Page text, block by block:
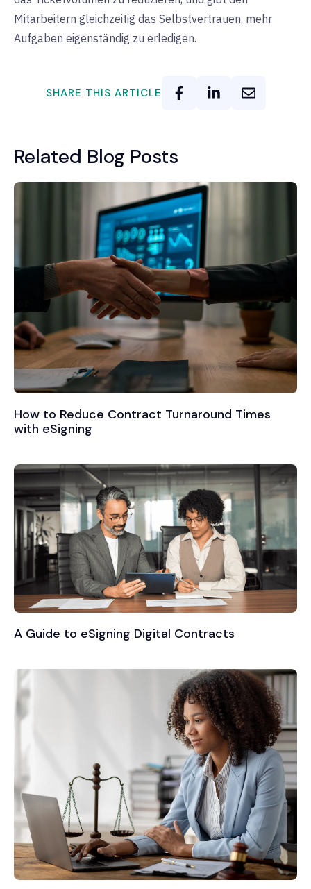
Mitarbeitern gleichzeitig das Selbstvertrauen, mehr
Aufgaben eigenständig zu erledigen.
SHARE THIS ARTICLE
Related Blog Posts
How to Reduce Contract Turnaround Times
with eSigning
A Guide to eSigning Digital Contracts